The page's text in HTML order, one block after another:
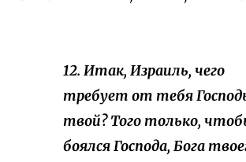
12. Итак, Израиль, чего
требует от тебя
твой? Того только,
боялся Господа, Бога